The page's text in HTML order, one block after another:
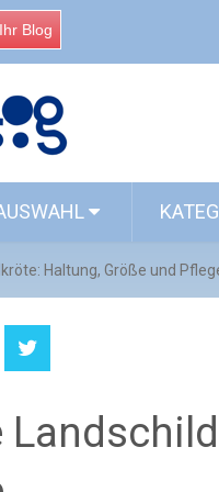
Blog
Haltung, Größe und